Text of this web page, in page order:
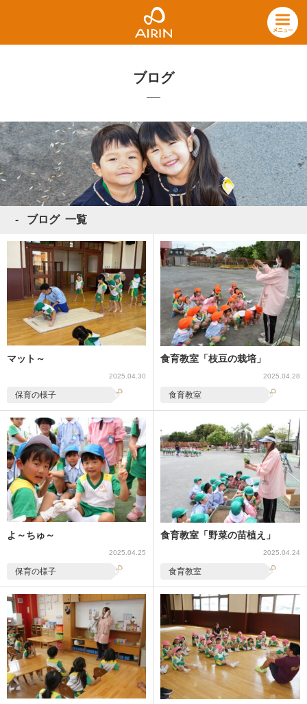
ブログ
ブログ 一覧
マット～
2025.04.30
保育の様子
食育教室「枝豆の栽培」
2025.04.28
食育教室
よ～ちゅ～
2025.04.25
保育の様子
食育教室「野菜の苗植え」
2025.04.24
食育教室